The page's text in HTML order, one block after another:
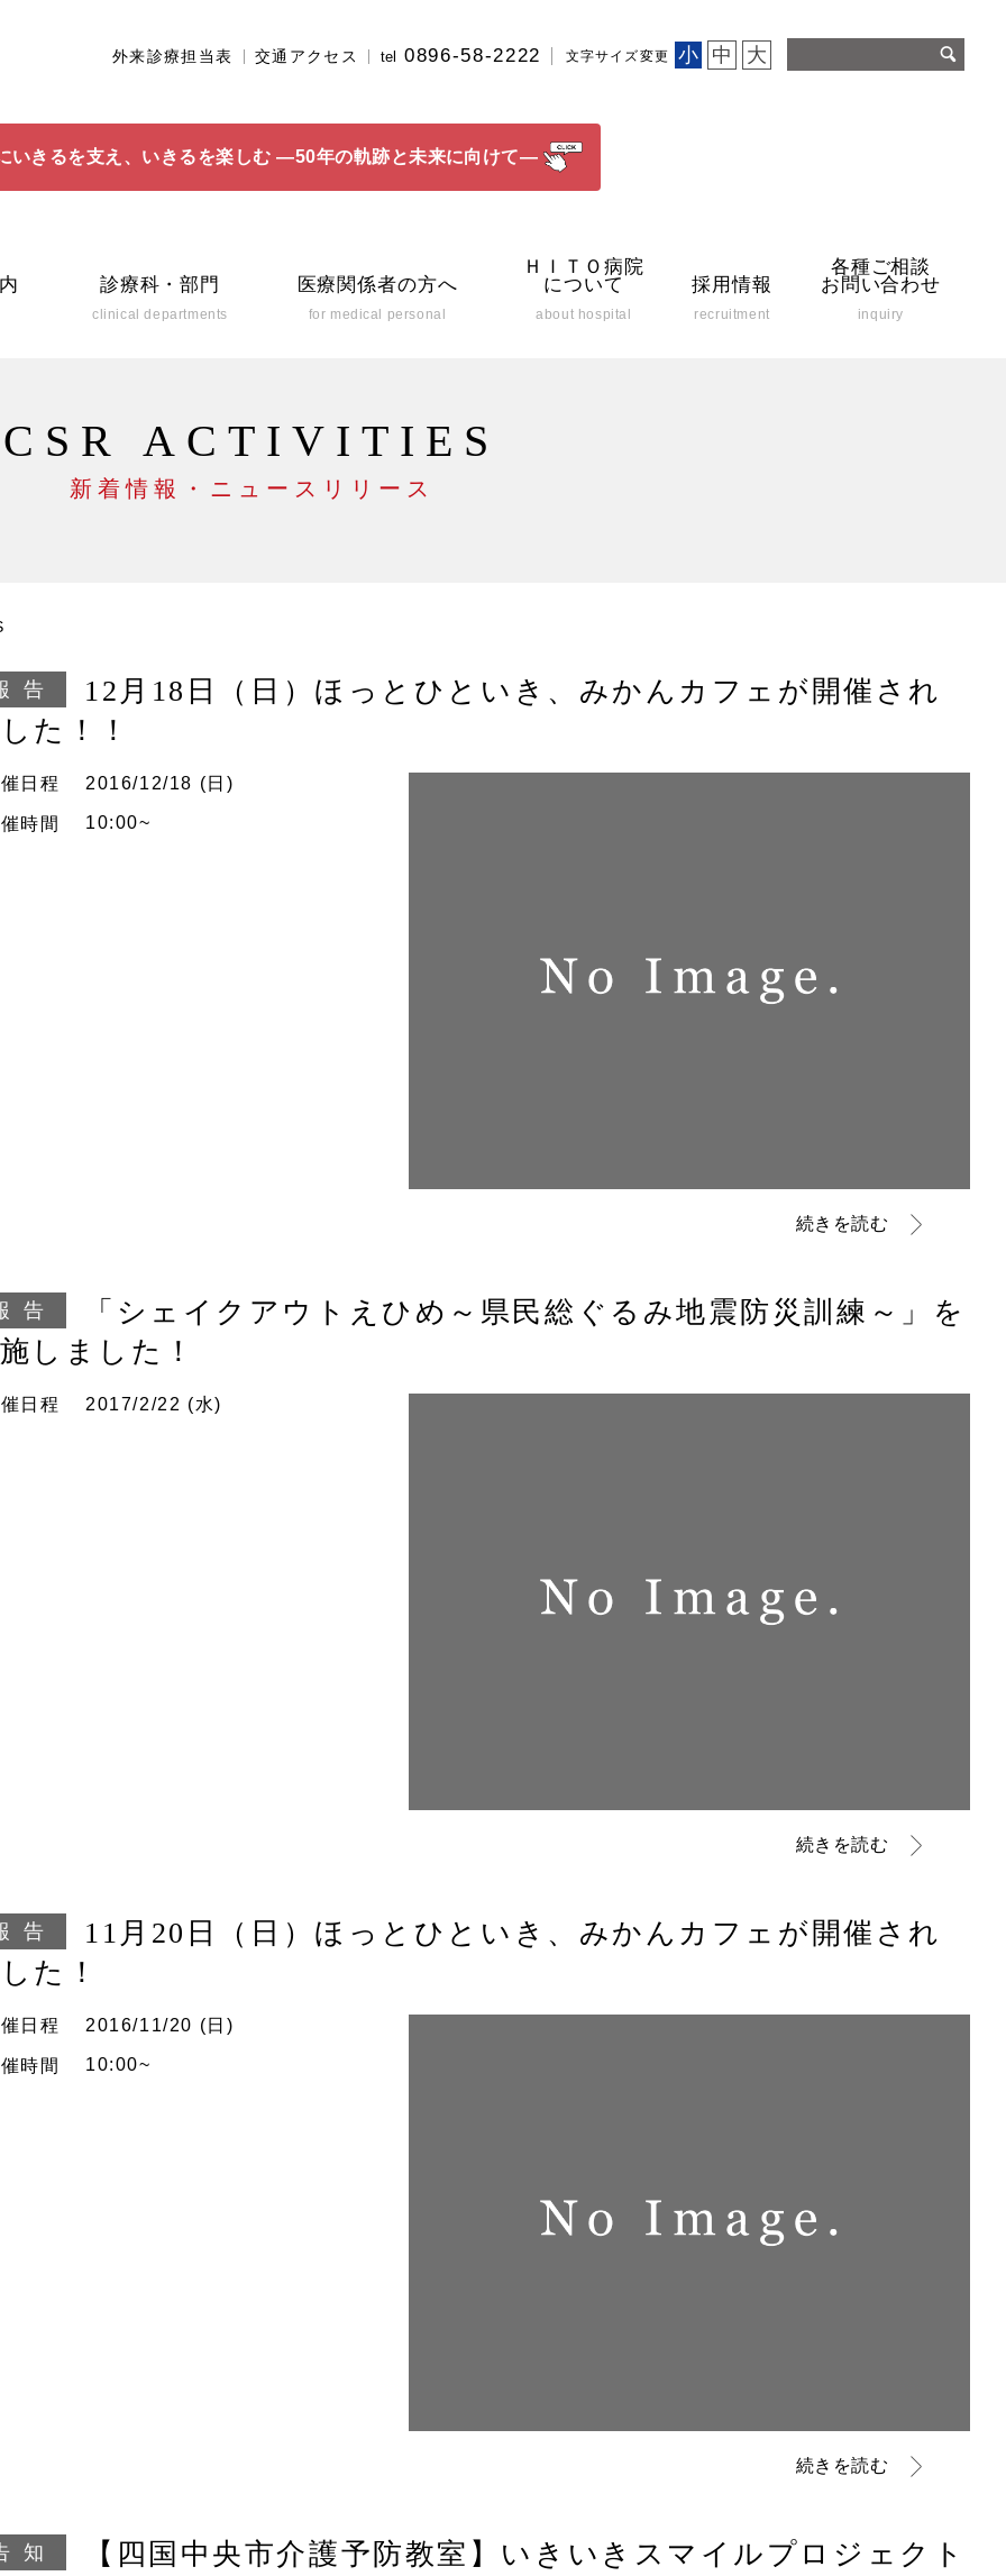
外来診療担当表 交通アクセス tel 0896-58-2222 文字サイズ変更 小 中 大
いきるを支え、いきるを楽しむ ―50年の軌跡と未来に向けて―
診療科・部門
clinical departments
医療関係者の方へ
for medical personal
ＨＩＴＯ病院
について
about hospital
採用情報
recruitment
各種ご相談
お問い合わせ
inquiry
CSR ACTIVITIES
新着情報・ニュースリリース
告
12月18日（日）ほっとひといき、みかんカフェが開催され
た！！
日程 2016/12/18 (日)
時間 10:00~
続きを読む
告
「シェイクアウトえひめ～県民総ぐるみ地震防災訓練～」を
しました！
日程 2017/2/22 (水)
続きを読む
告
11月20日（日）ほっとひといき、みかんカフェが開催され
た！
日程 2016/11/20 (日)
時間 10:00~
続きを読む
知
【四国中央市介護予防教室】いきいきスマイルプロジェクト